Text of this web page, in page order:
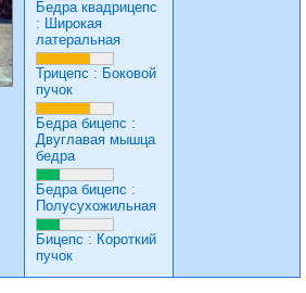
Бедра квадрицепс
: Широкая
латеральная
Трицепс : Боковой
пучок
Бедра бицепс :
Двуглавая мышца
бедра
Бедра бицепс :
Полусухожильная
Бицепс : Короткий
пучок